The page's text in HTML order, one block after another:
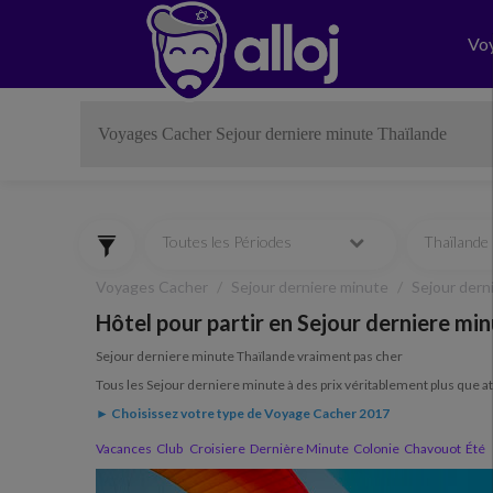
Toutes les Périodes Thaïlande
Voyages Cacher Sejour derniere minute Sejour
Hôtel pour partir en Sejour derniere
Sejour derniere minute Thaïlande vraiment pas cher
Tous les Sejour derniere minute à des prix véritablement plus que
► Choisissez votre type de Voyage Cacher 2017
Vacances Club Croisiere Dernière Minute Colonie Chavouot Été
Previous